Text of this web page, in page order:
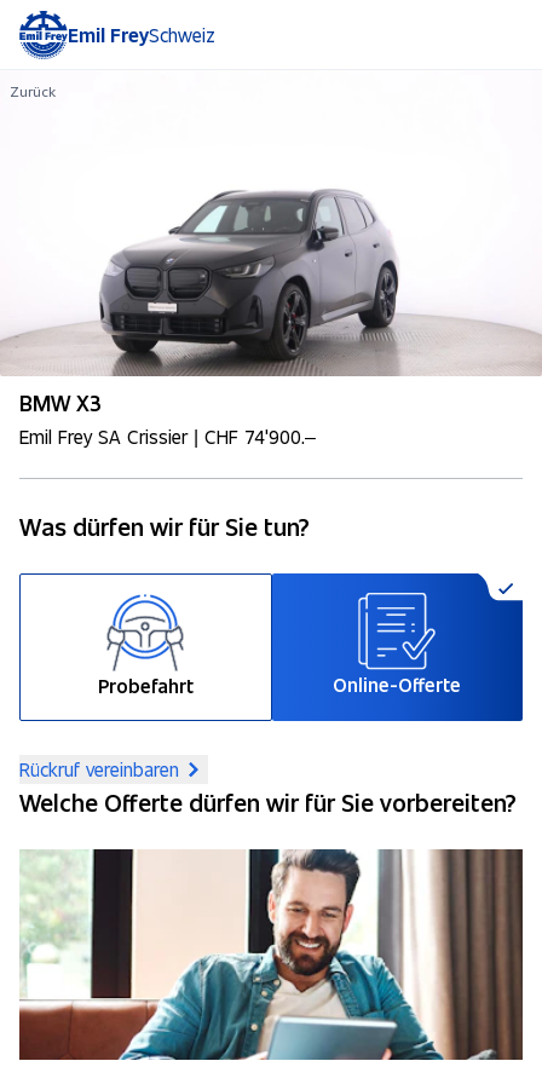
Emil FreySchweiz
Zurück
BMW X3
Emil Frey SA Crissier | CHF 74'900.–
Was dürfen wir für Sie tun?
Probefahrt Online-Offerte
Rückruf vereinbaren
Welche Offerte dürfen wir für Sie vorbereiten?